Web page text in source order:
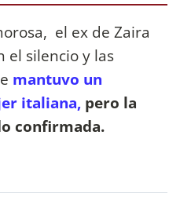
el ex de Zaira
el silencio y las
mantuvo un
italiana, pero la
confirmada.